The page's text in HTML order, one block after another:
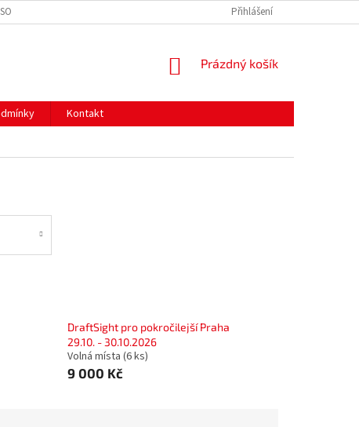
ÚDAJŮ Přihlášení
NÁKUPNÍ
Prázdný košík
Kontakt
DraftSight pro pokročilejší Praha
29.10. - 30.10.2026
Volná místa (6 ks)
9 000 Kč